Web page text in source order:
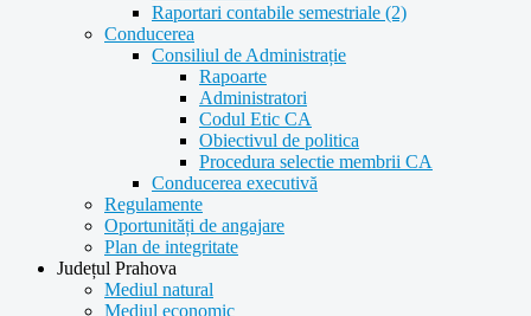
Raportari contabile semestriale (2)
Conducerea
Consiliul de Administrație
Rapoarte
Administratori
Codul Etic CA
Obiectivul de politica
Procedura selectie membrii CA
Conducerea executivă
Regulamente
Oportunități de angajare
Plan de integritate
Județul Prahova
Mediul natural
Mediul economic